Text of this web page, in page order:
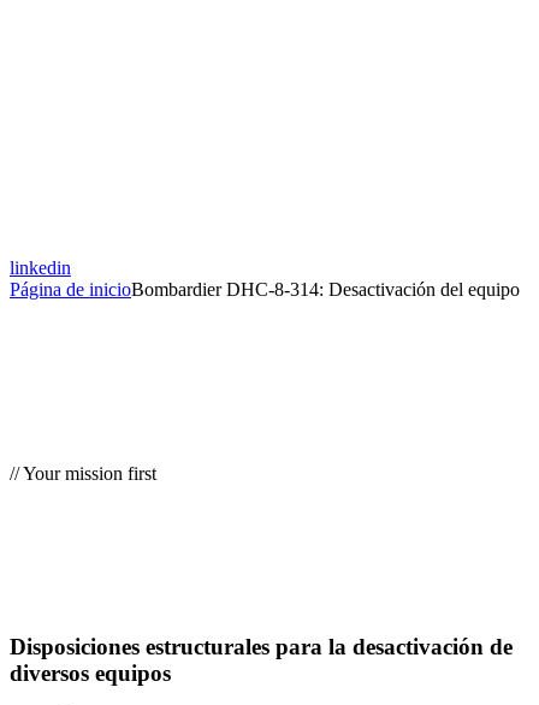
linkedin
Página de inicioBombardier DHC-8-314: Desactivación del equipo
// Your mission first
Disposiciones estructurales para la desactivación de
diversos equipos